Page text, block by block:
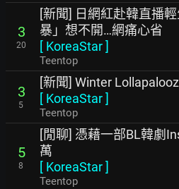
3
20
[新聞] 日網紅赴韓直播
暴」想不開…網痛心省
[ KoreaStar]
Teentop
3
5
[新聞] Winter
[ KoreaStar]
Teentop
5
8
[閒聊] 憑藉一部BL韓劇
萬
[ KoreaStar]
Teentop